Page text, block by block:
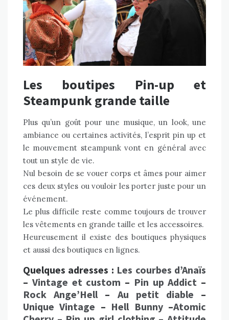
Les boutipes Pin-up et
Steampunk grande taille
Plus qu’un goût pour une musique, un look, une
ambiance ou certaines activités, l’esprit pin up et
le mouvement steampunk vont en général avec
tout un style de vie.
Nul besoin de se vouer corps et âmes pour aimer
ces deux styles ou vouloir les porter juste pour un
événement.
Le plus difficile reste comme toujours de trouver
les vêtements en grande taille et les accessoires.
Heureusement il existe des boutiques physiques
et aussi des boutiques en lignes.
Quelques adresses : Les courbes d’Anaïs
– Vintage et custom – Pin up Addict –
Rock Ange’Hell – Au petit diable –
Unique Vintage – Hell Bunny–Atomic